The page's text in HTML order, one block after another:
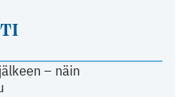
– näin